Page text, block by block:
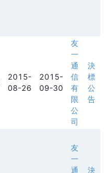
2015-
08-26
2015-
09-30
友
一
通
信
有
限
公
司
決
標
公
告
友
一
通
決